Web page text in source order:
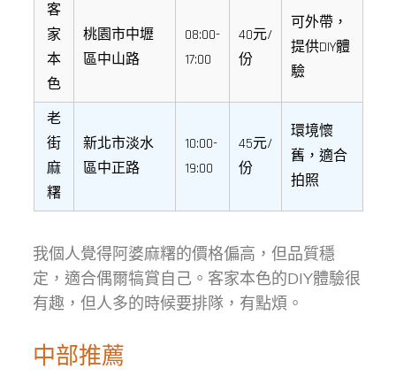
客
家
本
色
桃園市中壢
區中山路
08:00-
17:00
40元/
份
可外帶，
提供DIY體
驗
老
街
麻
糬
新北市淡水
區中正路
10:00-
19:00
45元/
份
環境懷
舊，適合
拍照
我個人覺得阿婆麻糬的價格偏高，但品質穩
定，適合偶爾犒賞自己。客家本色的DIY體驗很
有趣，但人多的時候要排隊，有點煩。
中部推薦